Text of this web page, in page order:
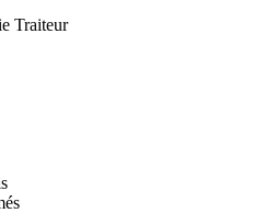
Traiteur